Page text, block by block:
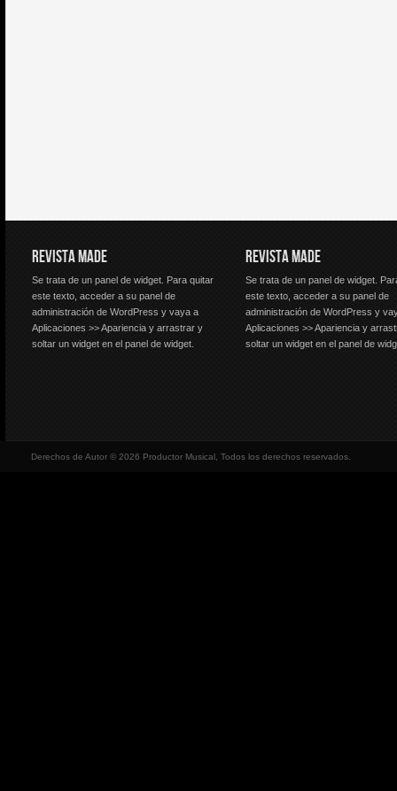
REVISTA MADE
Se trata de un panel de widget. Para quitar
este texto, acceder a su panel de
administración de WordPress y vaya a
Aplicaciones >> Apariencia y arrastrar y
soltar un widget en el panel de widget.
REVISTA MADE
Se trata de un panel de widget.
este texto, acceder a su panel de
administración de WordPress y
Aplicaciones >> Apariencia y
soltar un widget en el panel de
Derechos de Autor © 2026 Productor Musical, Todos los derechos reservados.